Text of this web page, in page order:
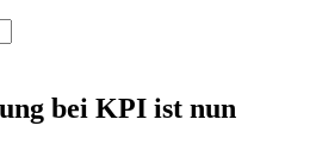
bei KPI ist nun